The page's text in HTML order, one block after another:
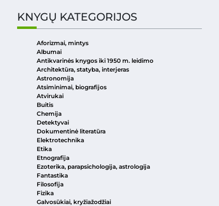
KNYGŲ KATEGORIJOS
Aforizmai, mintys
Albumai
Antikvarinės knygos iki 1950 m. leidimo
Architektūra, statyba, interjeras
Astronomija
Atsiminimai, biografijos
Atvirukai
Buitis
Chemija
Detektyvai
Dokumentinė literatūra
Elektrotechnika
Etika
Etnografija
Ezoterika, parapsichologija, astrologija
Fantastika
Filosofija
Fizika
Galvosūkiai, kryžiažodžiai